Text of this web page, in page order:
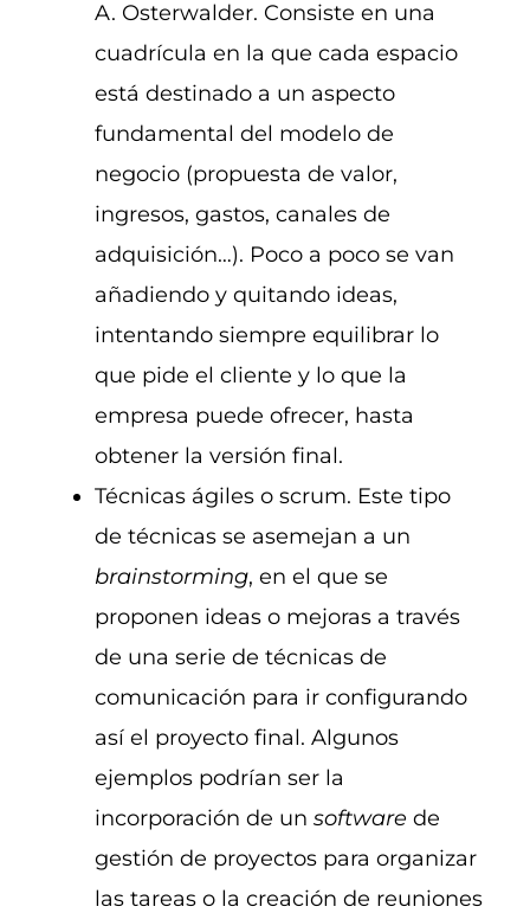
A. Osterwalder. Consiste en una
cuadrícula en la que cada espacio
está destinado a un aspecto
fundamental del modelo de
negocio (propuesta de valor,
ingresos, gastos, canales de
adquisición…). Poco a poco se van
añadiendo y quitando ideas,
intentando siempre equilibrar lo
que pide el cliente y lo que la
empresa puede ofrecer, hasta
obtener la versión final.
Técnicas ágiles o scrum. Este tipo
de técnicas se asemejan a un
brainstorming, en el que se
proponen ideas o mejoras a través
de una serie de técnicas de
comunicación para ir configurando
así el proyecto final. Algunos
ejemplos podrían ser la
incorporación de un software de
gestión de proyectos para organizar
las tareas o la creación de reuniones